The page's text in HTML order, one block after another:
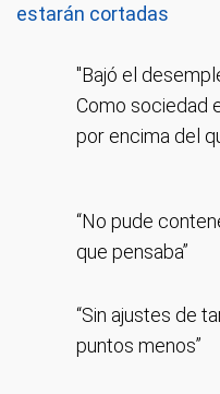
estarán cortadas
"Bajó el
Como sociedad
por encima del
“No pude
que pensaba”
“Sin ajustes de
puntos menos”